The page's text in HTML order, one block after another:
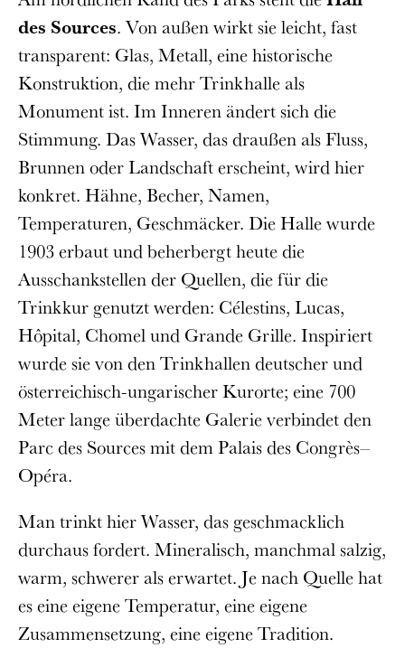
des Sources. Von außen wirkt sie leicht, fast
transparent: Glas, Metall, eine historische
Konstruktion, die mehr Trinkhalle als
Monument ist. Im Inneren ändert sich die
Stimmung. Das Wasser, das draußen als Fluss,
Brunnen oder Landschaft erscheint, wird hier
konkret. Hähne, Becher, Namen,
Temperaturen, Geschmäcker. Die Halle wurde
1903 erbaut und beherbergt heute die
Ausschankstellen der Quellen, die für die
Trinkkur genutzt werden: Célestins, Lucas,
Hôpital, Chomel und Grande Grille. Inspiriert
wurde sie von den Trinkhallen deutscher und
österreichisch-ungarischer Kurorte; eine 700
Meter lange überdachte Galerie verbindet den
Parc des Sources mit dem Palais des Congrès–
Opéra.
Man trinkt hier Wasser, das geschmacklich
durchaus fordert. Mineralisch, manchmal salzig,
warm, schwerer als erwartet. Je nach Quelle hat
es eine eigene Temperatur, eine eigene
Zusammensetzung, eine eigene Tradition.